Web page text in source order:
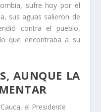
sufre hoy por el
sus aguas salieron de
contra el pueblo,
que encontraba a su
AUNQUE LA
el Presidente